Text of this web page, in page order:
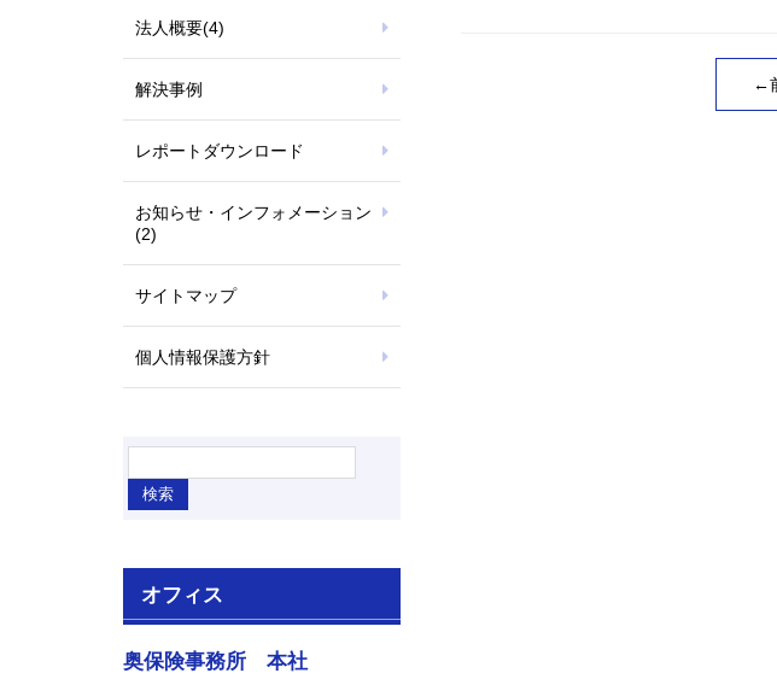
←
法人概要(4)
解決事例
レポートダウンロード
お知らせ・インフォメーション
(2)
サイトマップ
個人情報保護方針
オフィス
奥保険事務所 本社